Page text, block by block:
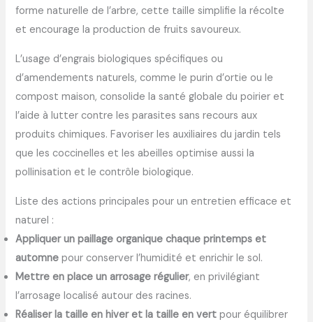
forme naturelle de l’arbre, cette taille simplifie la récolte
et encourage la production de fruits savoureux.
L’usage d’engrais biologiques spécifiques ou
d’amendements naturels, comme le purin d’ortie ou le
compost maison, consolide la santé globale du poirier et
l’aide à lutter contre les parasites sans recours aux
produits chimiques. Favoriser les auxiliaires du jardin tels
que les coccinelles et les abeilles optimise aussi la
pollinisation et le contrôle biologique.
Liste des actions principales pour un entretien efficace et
naturel :
Appliquer un paillage organique chaque printemps et
automne pour conserver l’humidité et enrichir le sol.
Mettre en place un arrosage régulier, en privilégiant
l’arrosage localisé autour des racines.
Réaliser la taille en hiver et la taille en vert pour équilibrer